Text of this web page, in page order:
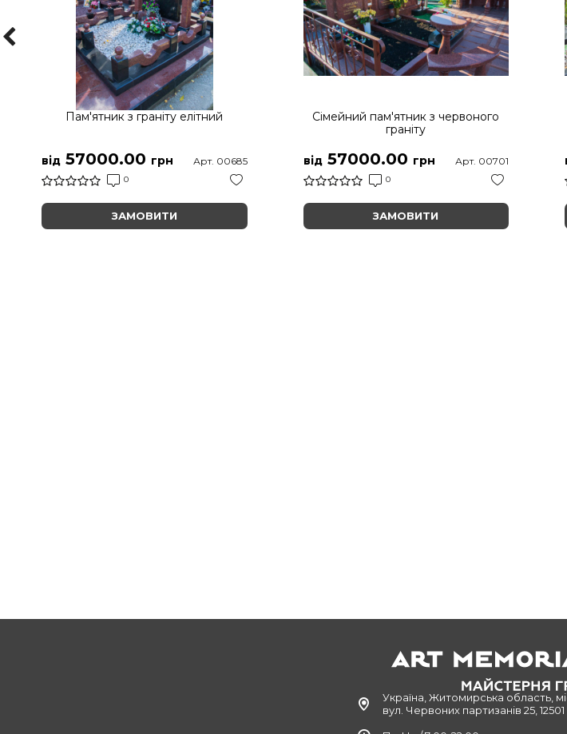
Пам'ятник з граніту елітний
від 57000.00 грн
0
Арт. 00685
ЗАМОВИТИ
Сімейний пам'ятник з червоного
граніту
від57000.00 грн
0
Арт. 00701
ЗАМОВИТИ
Україна, Житомирська область,
вул. Червоних партизанів 25, 12501